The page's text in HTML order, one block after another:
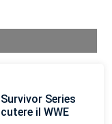
Series
il WWE